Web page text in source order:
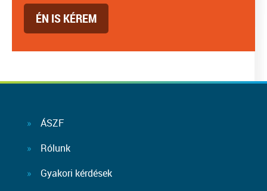
ÉN IS KÉREM
ÁSZF
Rólunk
Gyakori kérdések